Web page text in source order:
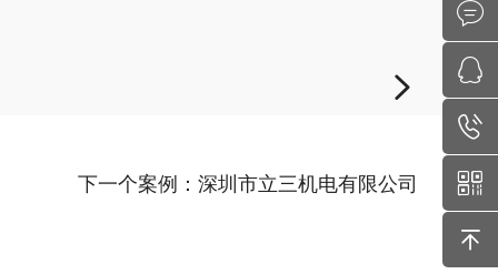
下一个案例：深圳市立三机电有限公司